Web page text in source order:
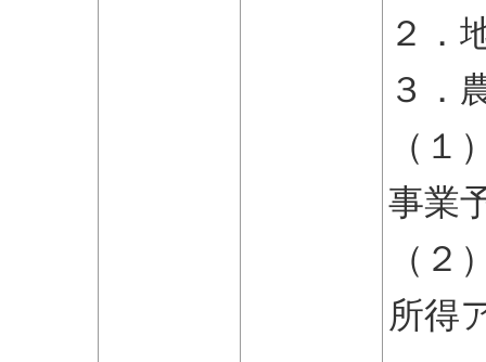
２．
３．
（
事業
（
所得